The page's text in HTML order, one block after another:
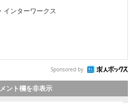
インターワークス
Sponsored by
ント欄を非表示